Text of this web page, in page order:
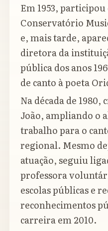
Em 1953, participou
Conservatório
e, mais tarde,
diretora da
pública dos anos
de canto à poeta
Na década de
João, ampliando o
trabalho para o
regional. Mesmo
atuação, seguiu
professora
escolas públicas e
reconhecimentos
carreira em 2010.